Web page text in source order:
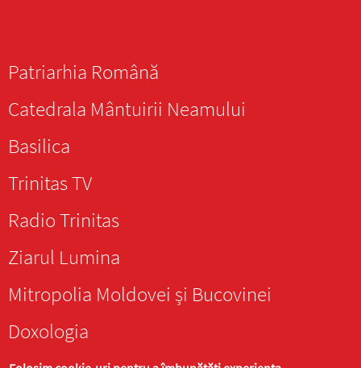
Patriarhia Română
Catedrala Mântuirii Neamului
Basilica
Trinitas TV
Radio Trinitas
Ziarul Lumina
Mitropolia Moldovei și Bucovinei
Doxologia